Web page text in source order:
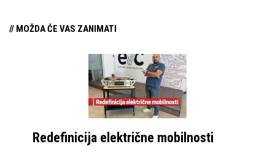
// MOŽDA ĆE VAS ZANIMATI
Redefinicija električne mobilnosti